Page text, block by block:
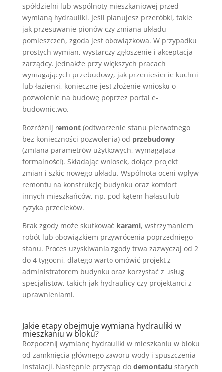
spółdzielni lub wspólnoty mieszkaniowej przed
wymianą hydrauliki. Jeśli planujesz przeróbki, takie
jak przesuwanie pionów czy zmiana układu
pomieszczeń, zgoda jest obowiązkowa. W przypadku
prostych wymian, wystarczy zgłoszenie i akceptacja
zarządcy. Jednakże przy większych pracach
wymagających przebudowy, jak przeniesienie kuchni
lub łazienki, konieczne jest złożenie wniosku o
pozwolenie na budowę poprzez portal e-
budownictwo.
Rozróżnij remont(odtworzenie stanu pierwotnego
bez konieczności pozwolenia) od przebudowy
(zmiana parametrów użytkowych, wymagająca
formalności). Składając wniosek, dołącz projekt
zmian i szkic nowego układu. Wspólnota oceni wpływ
remontu na konstrukcję budynku oraz komfort
innych mieszkańców, np. pod kątem hałasu lub
ryzyka przecieków.
Brak zgody może skutkować karami, wstrzymaniem
robót lub obowiązkiem przywrócenia poprzedniego
stanu. Proces uzyskiwania zgody trwa zazwyczaj od 2
do 4 tygodni, dlatego warto omówić projekt z
administratorem budynku oraz korzystać z usług
specjalistów, takich jak hydraulicy czy projektanci z
uprawnieniami.
Jakie etapy obejmuje wymiana hydrauliki w
mieszkaniu w bloku?
Rozpocznij wymianę hydrauliki w mieszkaniu w bloku
od zamknięcia głównego zaworu wody i spuszczenia
instalacji. Następnie przystąp do demontażu starych